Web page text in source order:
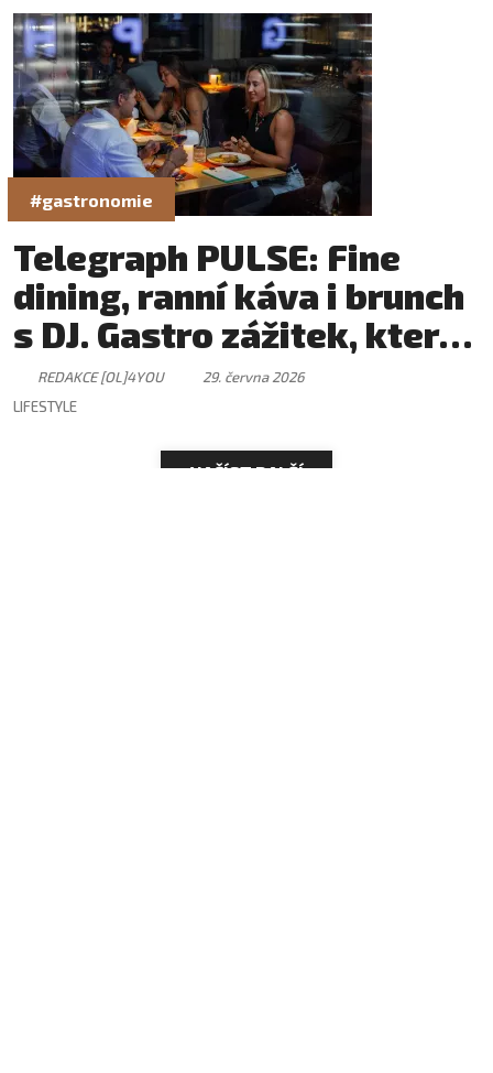
#gastronomie
Telegraph PULSE: Fine
dining, ranní káva i brunch
s DJ. Gastro zážitek, který
má svůj rytmus
REDAKCE [OL]4YOU
29. června 2026
LIFESTYLE
NAČÍST DALŠÍ